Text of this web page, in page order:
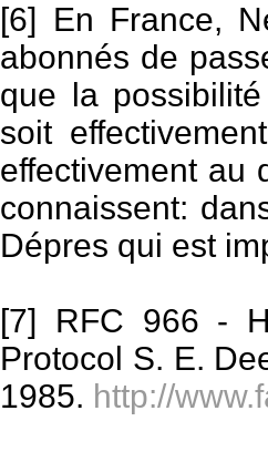
[6] En France,
abonnés de
que la
soit
effectivement au
connaissent:
Dépres qui est
[7] RFC 966 -
Protocol S. E.
1985. http://